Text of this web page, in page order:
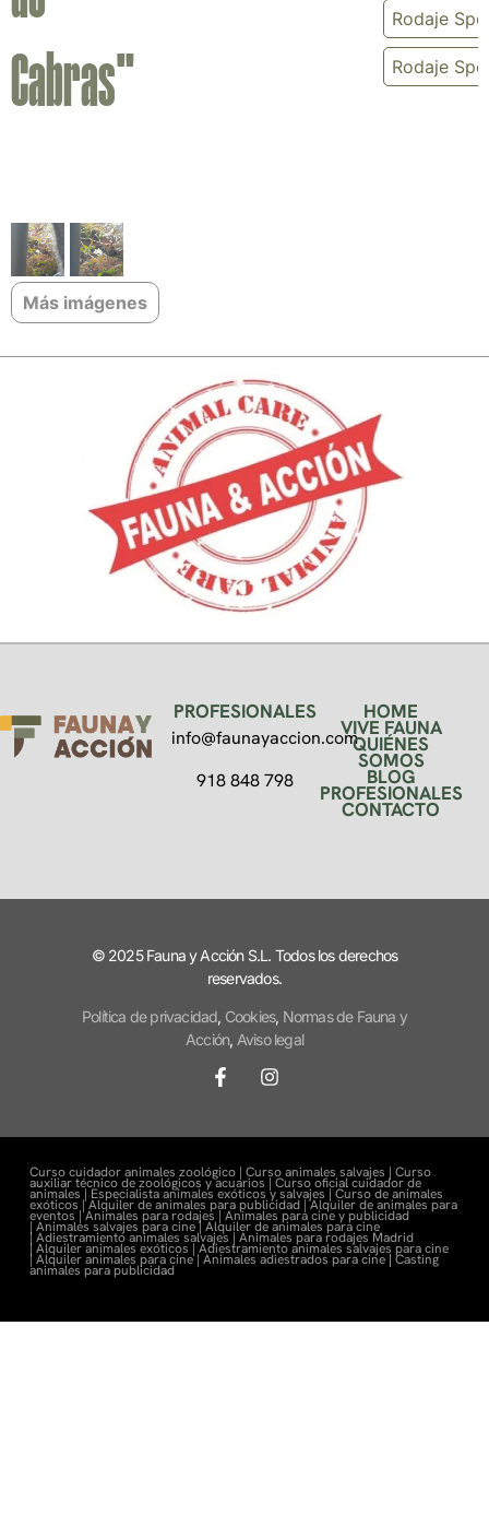
Cabras"
Rodaje
Rodaje
Más imágenes
PROFESIONALES
info@faunayaccion.com
918 848 798
HOME
VIVE FAUNA
QUIÉNES
SOMOS
BLOG
PROFESIONALES
CONTACTO
© 2025 Fauna y Acción S.L. Todos los derechos
reservados.
Política de privacidad, Cookies, Normas de Fauna y
Acción, Aviso legal
Curso cuidador animales zoológico | Curso animales salvajes | Curso
auxiliar técnico de zoológicos y acuarios | Curso oficial cuidador de
animales | Especialista animales exóticos y salvajes | Curso de animales
exóticos |Alquiler de animales para publicidad |Alquiler de animales para
eventos |Animales para rodajes | Animales para cine y publicidad
| Animales salvajes para cine | Alquiler de animales para cine
| Adiestramiento animales salvajes | Animales para rodajes Madrid
| Alquiler animales exóticos | Adiestramiento animales salvajes para cine
| Alquiler animales para cine | Animales adiestrados para cine| Casting
animales para publicidad